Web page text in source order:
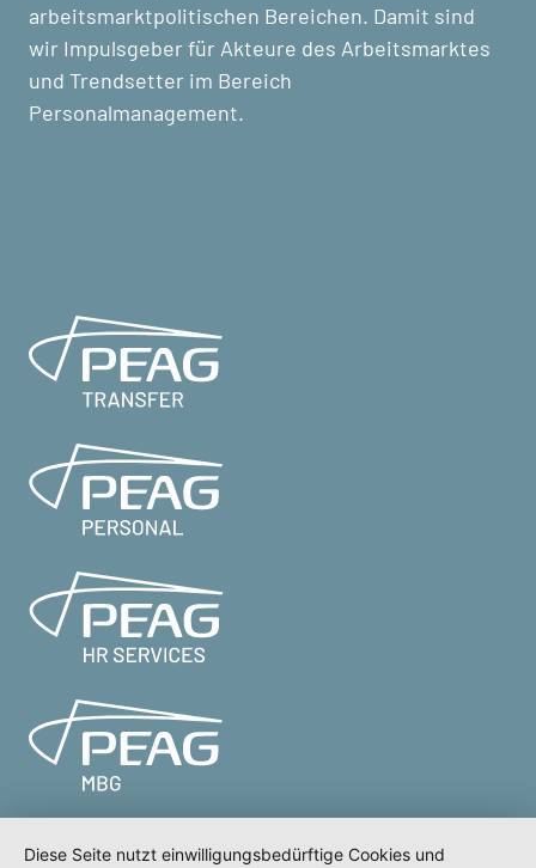
arbeitsmarktpolitischen Bereichen. Damit sind
wir Impulsgeber für Akteure des Arbeitsmarktes
und Trendsetter im Bereich
Personalmanagement.
Diese Seite nutzt einwilligungsbedürftige Cookies und